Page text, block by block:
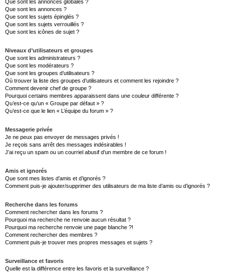
Que sont les annonces globales ?
Que sont les annonces ?
Que sont les sujets épinglés ?
Que sont les sujets verrouillés ?
Que sont les icônes de sujet ?
Niveaux d’utilisateurs et groupes
Que sont les administrateurs ?
Que sont les modérateurs ?
Que sont les groupes d’utilisateurs ?
Où trouver la liste des groupes d’utilisateurs et comment les rejoindre ?
Comment devenir chef de groupe ?
Pourquoi certains membres apparaissent dans une couleur différente ?
Qu’est-ce qu’un « Groupe par défaut » ?
Qu’est-ce que le lien « L’équipe du forum » ?
Messagerie privée
Je ne peux pas envoyer de messages privés !
Je reçois sans arrêt des messages indésirables !
J’ai reçu un spam ou un courriel abusif d’un membre de ce forum !
Amis et ignorés
Que sont mes listes d’amis et d’ignorés ?
Comment puis-je ajouter/supprimer des utilisateurs de ma liste d’amis ou d’ignorés ?
Recherche dans les forums
Comment rechercher dans les forums ?
Pourquoi ma recherche ne renvoie aucun résultat ?
Pourquoi ma recherche renvoie une page blanche ?!
Comment rechercher des membres ?
Comment puis-je trouver mes propres messages et sujets ?
Surveillance et favoris
Quelle est la différence entre les favoris et la surveillance ?